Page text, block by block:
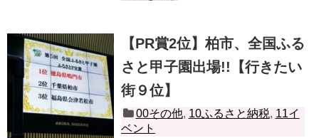
【PR賞2位】柏市、全国ふる
さと甲子園出場!!【行きたい
街９位】
00その他, 10ふるさと納税, 11イ
ベント